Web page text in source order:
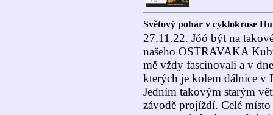
Světový pohár v cyklokrose
27.11.22. Jóó být na
našeho OSTRAVAKA
mě vždy fascinovali a v
kterých je kolem dálnice v
Jedním takovým starým
závodě projíždí. Celé